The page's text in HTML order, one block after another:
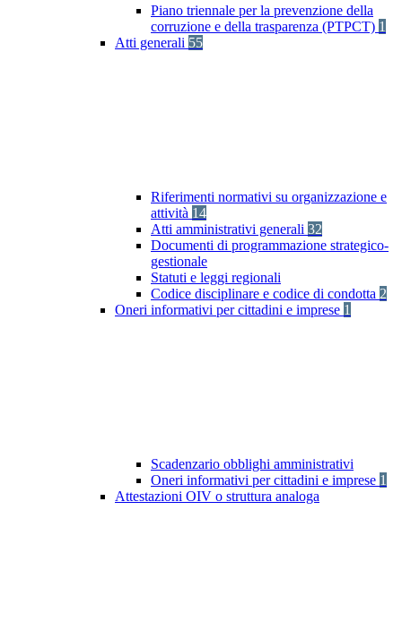
Piano triennale per la prevenzione della
corruzione e della trasparenza (PTPCT) 1
Atti generali 55
Riferimenti normativi su organizzazione e
attività 14
Atti amministrativi generali 32
Documenti di programmazione strategico-
gestionale
Statuti e leggi regionali
Codice disciplinare e codice di condotta 2
Oneri informativi per cittadini e imprese 1
Scadenzario obblighi amministrativi
Oneri informativi per cittadini e imprese 1
Attestazioni OIV o struttura analoga